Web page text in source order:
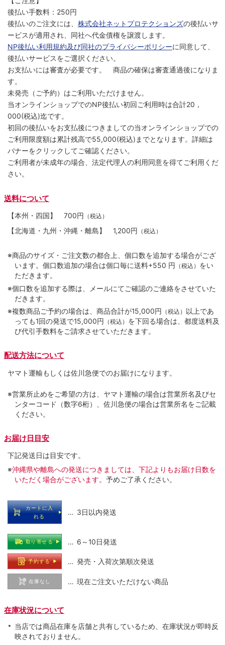
後払い手数料：250円
後払いのご注文には、 株式会社ネットプロテクションズの後払いサ
ービスが適用され、同社へ代金債権を譲渡します。
NP後払い利用規約及び同社のプライバシーポリシーに同意して、
後払いサービスをご選択ください。
お支払いには審査が必要です。 商品の確保は審査通過後になりま
す。
未発売（ご予約）はご利用いただけません。
当オンラインショップでのNP後払い初回ご利用時は合計20，
000(税込)迄です。
初回の後払いをお支払後につきましての当オンラインショップでの
ご利用限度額は累計残高で55,000(税込)までとなります。詳細は
バナーをクリックしてご確認ください。
ご利用者が未成年の場合、法定代理人の利用同意を得てご利用くだ
さい。
送料について
【本州・四国】 700円 （税込）
【北海道・九州・沖縄・離島】 1,200円 （税込）
※商品のサイズ・ご注文数の都合上、個口数を追加する場合がござ
います。個口数追加の場合は個口毎に送料+550 円 （税込） をい
ただきます。
※個口数を追加する際は、メールにてご確認のご連絡をさせていた
だきます。
※複数商品ご予約の場合は、商品合計が15,000円 （税込） 以上であ
っても1回の発送で15,000円 （税込） を下回る場合は、都度送料及
び代引手数料をご請求させていただきます。
配送方法について
ヤマト運輸もしくは佐川急便でのお届けになります。
※営業所止めをご希望の方は、ヤマト運輸の場合は営業所名及びセ
ンターコード（数字6桁）、佐川急便の場合は営業所名をご記載
ください。
お届け日目安
下記発送日は目安です。
※沖縄県や離島への発送につきましては、下記よりもお届け日数を
いただく場合がございます。 予めご了承ください。
カートに入
れる
… 3日以内発送
取り寄せる … 6～10日発送
予約する … 発売・入荷次第順次発送
在庫なし … 現在ご注文いただけない商品
在庫状況について
当店では商品在庫を店舗と共有しているため、在庫状況が即時反
映されておりません。